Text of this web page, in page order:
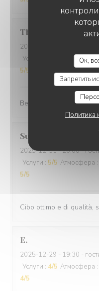
Ок,
Запретить
Политика
Thomas
2025-12-31
Услуги
Атмосфера:
5/5
Best cuisine in old Nice.
Suraci
2025-12-31- 20:00 -
Услуги : 5/5 Атмосфера :
5/5
Cibo ottimo e di qualità,
E
2025-12-29 - 19:30 -
Услуги : 4/5 Атмосфера :
4/5